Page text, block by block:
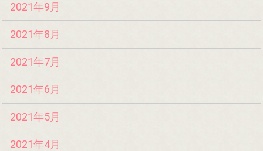
2021年9月
2021年8月
2021年7月
2021年6月
2021年5月
2021年4月